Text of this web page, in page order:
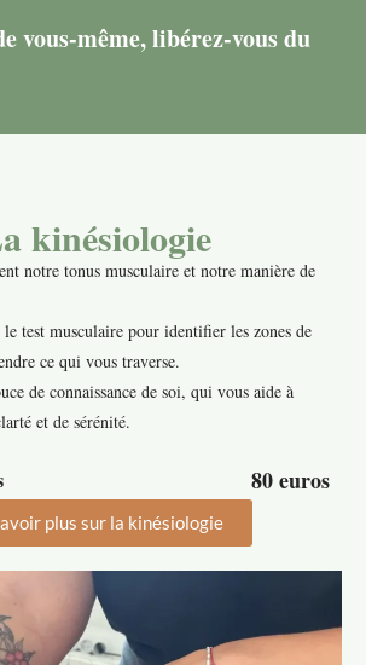
vous-même, libérez-vous du
kinésiologie
notre tonus musculaire et notre manière de
test musculaire pour identifier les zones de
ce qui vous traverse.
de connaissance de soi, qui vous aide à
et de sérénité.
80 euros
plus sur la kinésiologie